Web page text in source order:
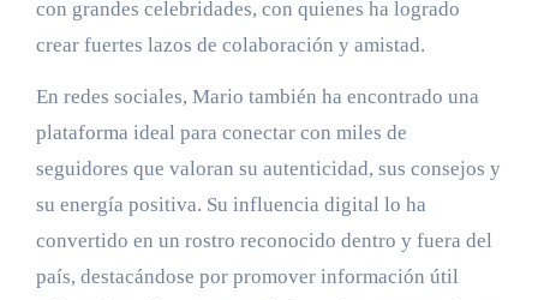
con grandes celebridades, con quienes ha logrado
crear fuertes lazos de colaboración y amistad.
En redes sociales, Mario también ha encontrado una
plataforma ideal para conectar con miles de
seguidores que valoran su autenticidad, sus consejos y
su energía positiva. Su influencia digital lo ha
convertido en un rostro reconocido dentro y fuera del
país, destacándose por promover información útil